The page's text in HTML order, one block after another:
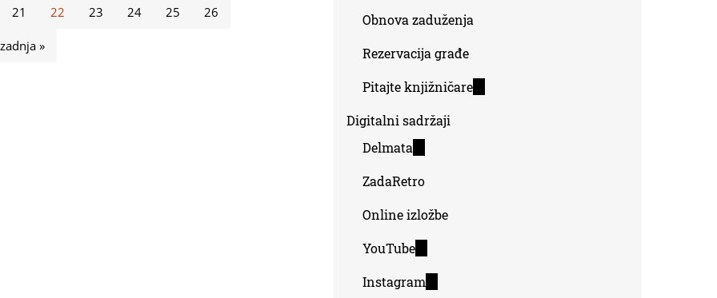
21 22 23 24 25 26
zadnja »
Obnova zaduženja
Rezervacija građe
Pitajte knjižničare(link
Digitalni sadržaji
Delmata
external)
ZadaRetro
Online izložbe
YouTube(link
external)
Instagram(link